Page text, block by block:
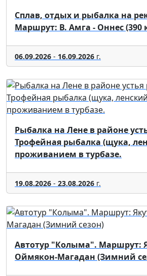
Сплав, отдых и рыбалка на
Маршрут: В. Амга - Оннес (390
06.09.2026 - 16.09.2026 г.
Рыбалка на Лене в районе
Трофейная рыбалка (щука,
проживанием в турбазе.
19.08.2026 - 23.08.2026 г.
Автотур "Колыма". Маршрут:
Оймякон-Магадан (Зимний